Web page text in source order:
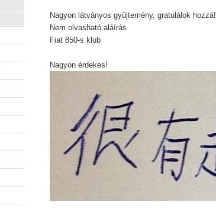
Nagyon látványos gyűjtemény, gratulálok hozzá!
Nem olvasható aláírás
Fiat 850-s klub
Nagyon érdekes!